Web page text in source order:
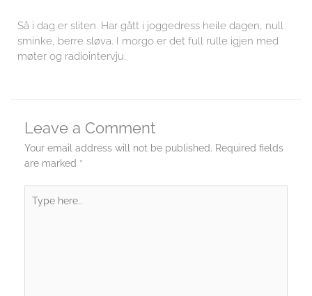
Så i dag er sliten. Har gått i joggedress heile dagen, null
sminke, berre sløva. I morgo er det full rulle igjen med
møter og radiointervju.
Leave a Comment
Your email address will not be published. Required fields
are marked *
here..